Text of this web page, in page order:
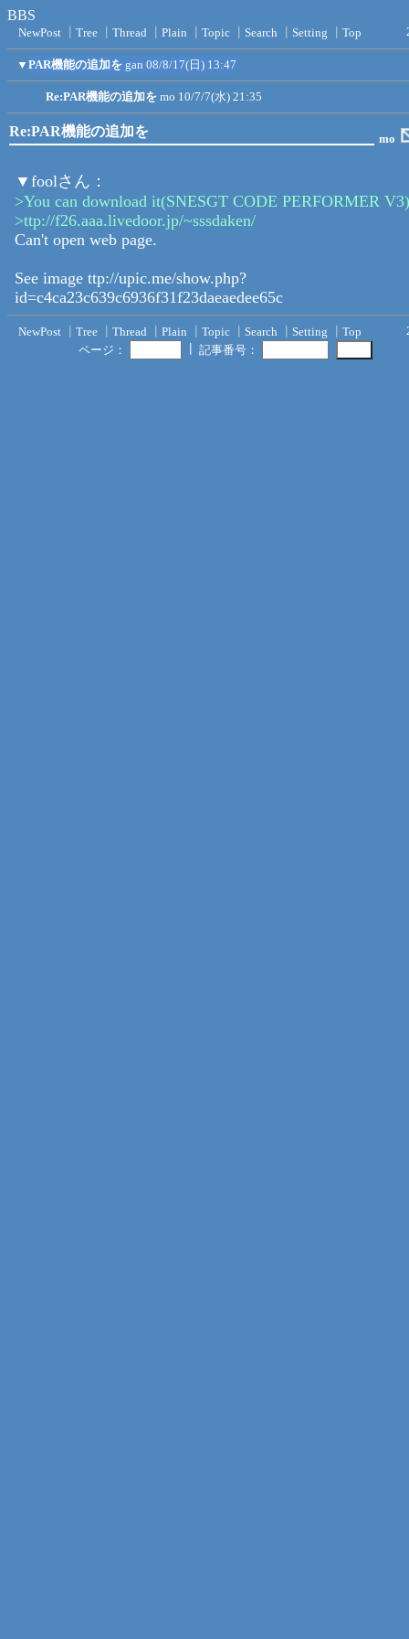
BBS
NewPost Tree Thread Plain Topic Search Setting Top
▼ PAR機能の追加を gan 08/8/17(日) 13:47
Re:PAR機能の追加を mo 10/7/7(水) 21:35
Re:PAR機能の追加を mo
▼foolさん：
>You can download it(SNESGT CODE PERFORMER
>ttp://f26.aaa.livedoor.jp/~sssdaken/
Can't open web page.
See image ttp://upic.me/show.php?
id=c4ca23c639c6936f31f23daeaedee65c
NewPost Tree Thread Plain Topic Search Setting Top
ページ：
記事番号：